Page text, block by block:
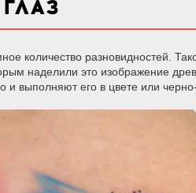
количество разновидностей.
наделили это изображение
и выполняют его в цвете или